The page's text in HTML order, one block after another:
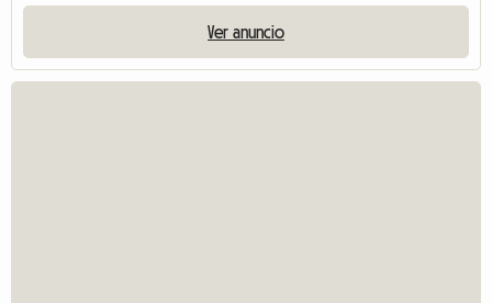
Ver anuncio